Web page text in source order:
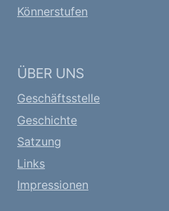
Könnerstufen
ÜBER UNS
Geschäftsstelle
Geschichte
Satzung
Links
Impressionen